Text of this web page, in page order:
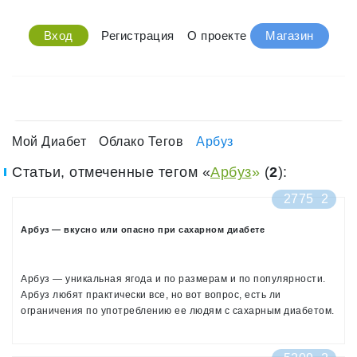
Вход Регистрация О проекте Магазин
Мой Диабет Облако Тегов Арбуз
Статьи, отмеченные тегом «Арбуз» (2):
2775 2
Арбуз — вкусно или опасно при сахарном диабете
Арбуз — уникальная ягода и по размерам и по популярности.
Арбуз любят практически все, но вот вопрос, есть ли
ограничения по употреблению ее людям с сахарным диабетом.